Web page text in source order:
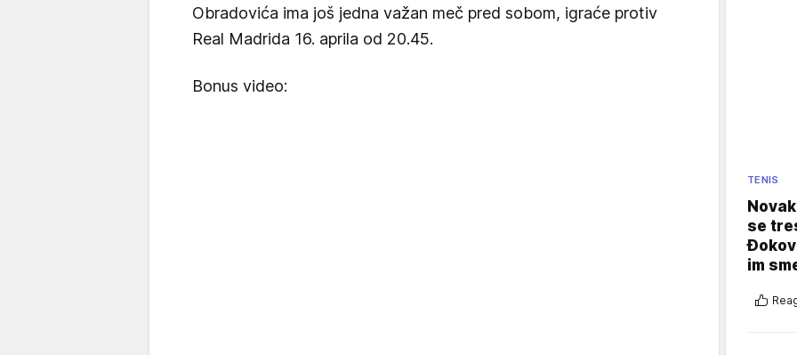
Obradovića ima još jedna važan meč pred sobom, igraće protiv
Real Madrida 16. aprila od 20.45.
Bonus video:
TENIS
se
im